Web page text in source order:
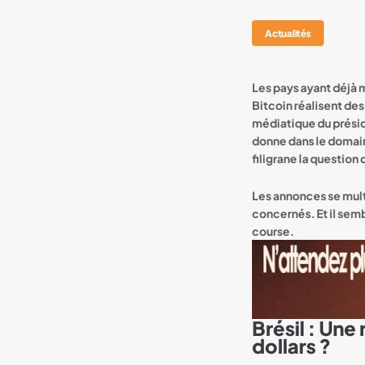
Actualités
Les pays ayant déjà
Bitcoin réalisent des
médiatique du
donne dans le
filigrane la question
Les annonces se
concernés. Et il
course.
Bannière Neverless
Brésil :
dollars ?